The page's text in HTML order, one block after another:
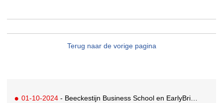
Terug naar de vorige pagina
01-10-2024 - Beeckestijn Business School en EarlyBridge bundelen krachten in aanloop naar fusie